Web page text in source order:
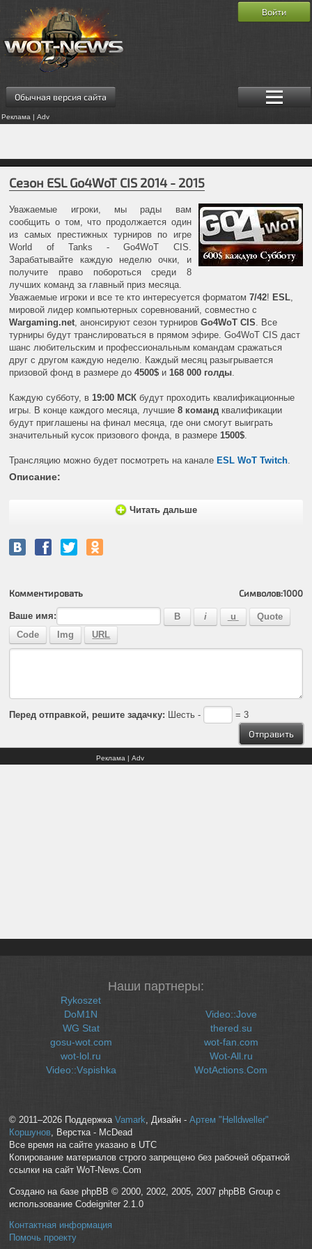
Обычная версия сайта
Реклама | Adv
Войти
Сезон ESL Go4WoT CIS 2014 - 2015
Уважаемые игроки, мы рады вам
сообщить о том, что продолжается один
из самых престижных турниров по игре
World of Tanks - Go4WoT CIS.
Зарабатывайте каждую неделю очки, и
получите право побороться среди 8
лучших команд за главный приз месяца.
Уважаемые игроки и все те кто интересуется форматом7/42! ESL
мировой лидер компьютерных соревнований, совместно с
Wargaming.net , анонсируют сезон турнировGo4WoT CIS . Все
турниры будут транслироваться в прямом эфире. Go4WoT CIS даст
шанс любительским и профессиональным командам сражаться
друг с другом каждую неделю. Каждый месяц разыгрывается
призовой фонд в размере до4500$ и 168 000 голды
Каждую субботу, в 19:00 МСК будут проходить квалификационные
игры. В конце каждого месяца, лучшие8 команд квалификации
будут приглашены на финал месяца, где они смогут выиграть
значительный кусок призового фонда, в размере 1500$
Трансляцию можно будет посмотреть на каналеESL WoT Twitch
Описание:
Читать дальше
Комментировать Символов:1000
Ваше имя:
Перед отправкой, решите задачку: Шесть - = 3
Реклама | Adv
Наши партнеры:
Rykoszet
DoM1N
WG Stat
gosu-wot.com
wot-lol.ru
Video::Vspishka
Video::Jove
thered.su
wot-fan.com
Wot-All.ru
WotActions.Com
© 2011–2026 Поддержка Vamark, Дизайн - Артем "Helldweller"
Коршунов, Верстка - McDead
Все время на сайте указано в UTC
Копирование материалов строго запрещено без рабочей обратной
ссылки на сайт WoT-News.Com
Создано на базе phpBB © 2000, 2002, 2005, 2007 phpBB Group с
использование Codeigniter 2.1.0
Контактная информация
Помочь проекту